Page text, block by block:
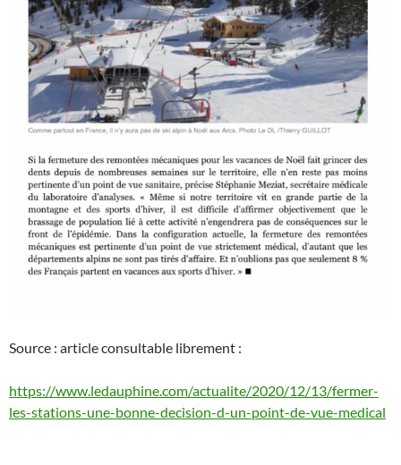
Source : article consultable librement :
https://www.ledauphine.com/actualite/2020/12/13/fermer-
les-stations-une-bonne-decision-d-un-point-de-vue-medical